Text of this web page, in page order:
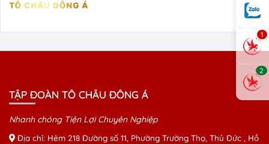
TẬP ĐOÀN TÔ CHÂU ĐÔNG Á
Nhanh chóng Tiện Lợi Chuyên Nghiệp
Địa chỉ: Hẻm 218 Đường số 11, Phường Trường Thọ, Thủ Đức , Hồ
1
2